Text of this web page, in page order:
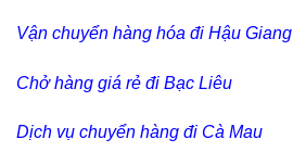
Vận chuyển hàng hóa đi Hậu Giang
Chở hàng giá rẻ đi Bạc Liêu
Dịch vụ chuyển hàng đi Cà Mau